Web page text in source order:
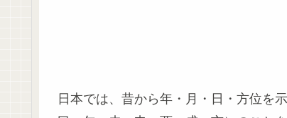
日本では、昔から年・月・日・方位を